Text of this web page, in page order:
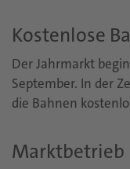
Kostenlose
Der Jahrmarkt
September. In der
die Bahnen
Marktbetrieb